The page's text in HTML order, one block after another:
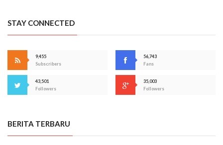
STAY CONNECTED
9,455
Subscribers
56,743
Fans
43,501
Followers
35,003
Followers
BERITA TERBARU